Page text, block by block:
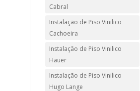
Cabral
Instalação de Piso Vinilico
Cachoeira
Instalação de Piso Vinilico
Hauer
Instalação de Piso Vinilico
Hugo Lange